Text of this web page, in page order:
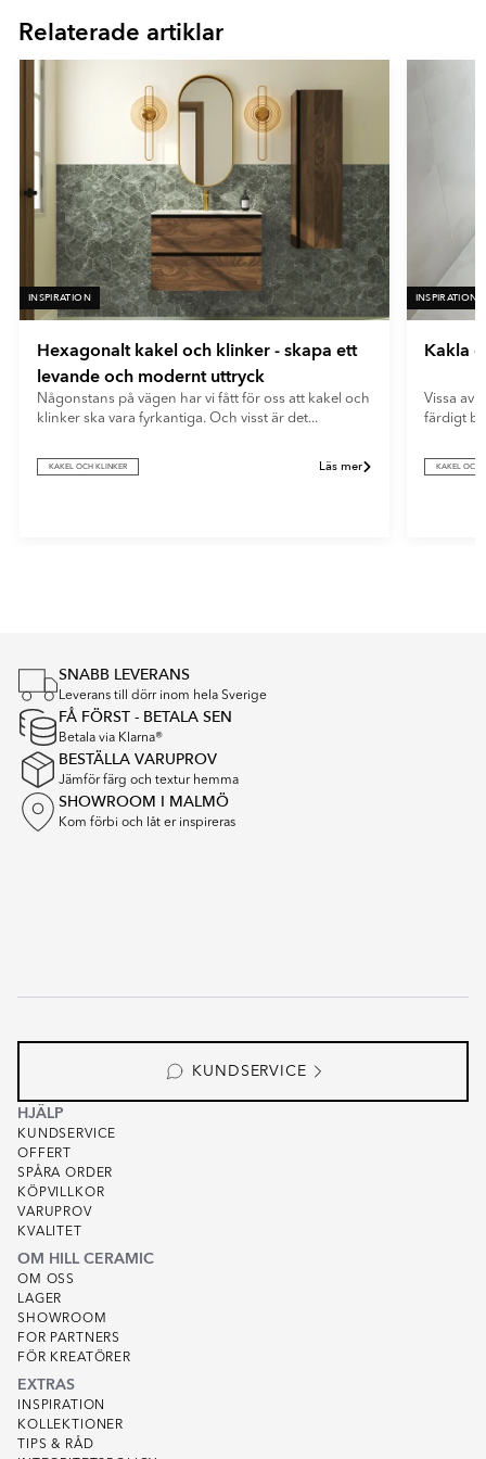
ger ett mjukt och modernt uttryck samt döljer fingeravtryck och
- Blå
16
Relaterade artiklar
INSPIRATION
Hexagonalt kakel och klinker - skapa ett
levande och modernt uttryck
Någonstans på vägen har vi fått för oss att kakel och
klinker ska vara fyrkantiga. Och visst är det...
KAKEL OCH KLINKER Läs mer
INSPIRATION
Kakla
Vissa av
färdigt
KAKEL OCH
SNABB LEVERANS
Leverans till dörr inom hela Sverige
FÅ FÖRST - BETALA SEN
Betala via Klarna®
BESTÄLLA VARUPROV
Jämför färg och textur hemma
SHOWROOM I MALMÖ
Kom förbi och låt er inspireras
KUNDSERVICE
HJÄLP
KUNDSERVICE
OFFERT
SPÅRA ORDER
KÖPVILLKOR
VARUPROV
KVALITET
OM HILL CERAMIC
OM OSS
LAGER
SHOWROOM
FOR PARTNERS
FÖR KREATÖRER
EXTRAS
INSPIRATION
KOLLEKTIONER
TIPS & RÅD